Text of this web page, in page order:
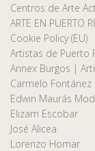
Centros de Arte
ARTE EN PUERTO
Cookie Policy (EU)
Artistas de Puerto
Annex Burgos |
Carmelo Fontánez
Edwin Maurás
Elizam Escobar
José Alicea
Lorenzo Homar